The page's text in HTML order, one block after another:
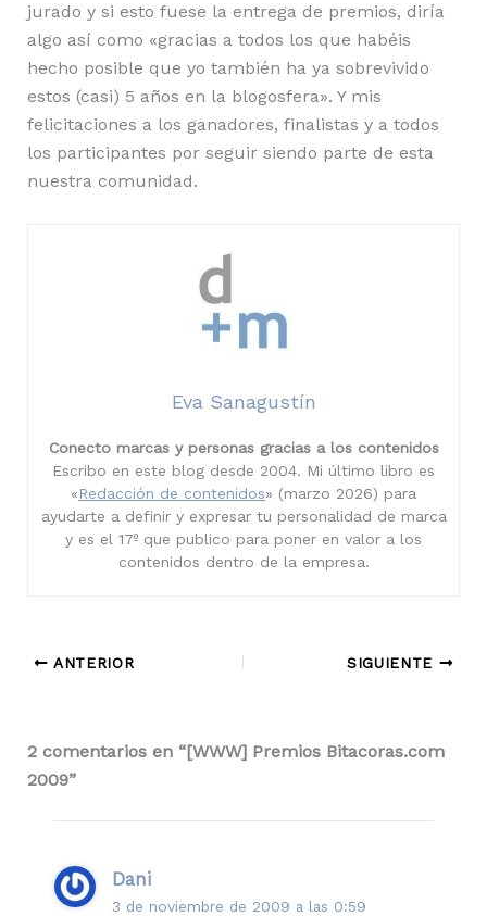
jurado y si esto fuese la entrega de premios, diría
algo así como «gracias a todos los que habéis
hecho posible que yo también ha ya sobrevivido
estos (casi) 5 años en la blogosfera». Y mis
felicitaciones a los ganadores, finalistas y a todos
los participantes por seguir siendo parte de esta
nuestra comunidad.
Eva Sanagustín
Conecto marcas y personas gracias a los contenidos
Escribo en este blog desde 2004. Mi último libro es
«Redacción de contenidos» (marzo 2026) para
ayudarte a definir y expresar tu personalidad de marca
y es el 17º que publico para poner en valor a los
contenidos dentro de la empresa.
ANTERIOR SIGUIENTE
2 comentarios en “[WWW] Premios Bitacoras.com
2009”
Dani
3 de noviembre de 2009 a las 0:59